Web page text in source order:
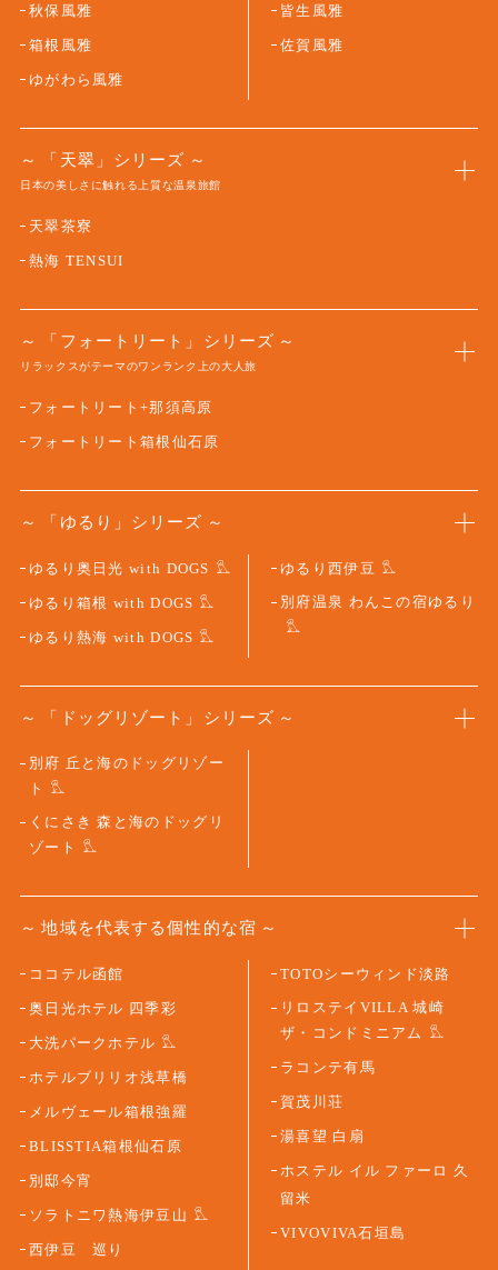
秋保風雅
箱根風雅
ゆがわら風雅
皆生風雅
佐賀風雅
「天翠」シリーズ
日本の美しさに触れる上質な温泉旅館
天翠茶寮
熱海 TENSUI
「フォートリート」シリーズ
リラックスがテーマのワンランク上の大人旅
フォートリート+那須高原
フォートリート箱根仙石原
「ゆるり」シリーズ
ゆるり奥日光 with DOGS
ゆるり箱根 with DOGS
ゆるり熱海 with DOGS
ゆるり西伊豆
別府温泉 わんこの宿ゆるり
「ドッグリゾート」シリーズ
別府 丘と海のドッグリゾー
ト
くにさき 森と海のドッグリ
ゾート
地域を代表する個性的な宿
ココテル函館
奥日光ホテル 四季彩
大洗パークホテル
ホテルブリリオ浅草橋
メルヴェール箱根強羅
BLISSTIA箱根仙石原
別邸今宵
ソラトニワ熱海伊豆山
西伊豆 巡り
TOTOシーウィンド淡路
リロステイVILLA 城崎
ザ・コンドミニアム
ラコンテ有馬
賀茂川荘
湯喜望 白扇
ホステル イル ファーロ 久
留米
VIVOVIVA石垣島